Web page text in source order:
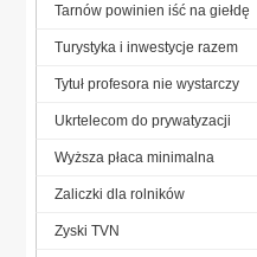
Tarnów powinien iść na giełdę
Turystyka i inwestycje razem
Tytuł profesora nie wystarczy
Ukrtelecom do prywatyzacji
Wyższa płaca minimalna
Zaliczki dla rolników
Zyski TVN